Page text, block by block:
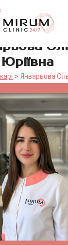
Юріївна
Январьова